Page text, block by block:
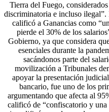
Tierra del Fuego,
discriminatoria e incluso
calificó a Ganancias como
pierde el 30% de los
Gobierno, ya que considera
esenciales durante la
sacándonos parte del
movilización a Tribunales
apoyar la presentación
bancario, fue uno de los
argumentando que afecta al
calificó de “confiscatorio y una